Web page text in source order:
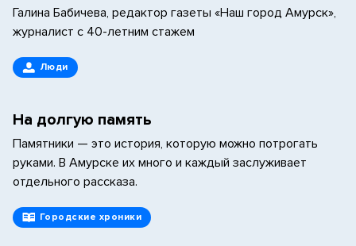
Галина Бабичева, редактор газеты «Наш город Амурск»,
журналист с 40-летним стажем
Люди
На долгую память
Памятники — это история, которую можно потрогать
руками. В Амурске их много и каждый заслуживает
отдельного рассказа.
Городские хроники